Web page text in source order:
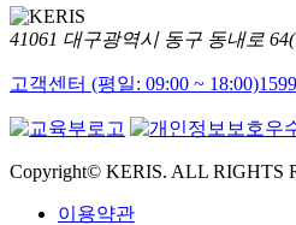
41061 대구광역시 동구 동내로
고객센터 (평일: 09:00 ~ 18:00)
Copyright© KERIS. ALL RIGHTS
이용약관